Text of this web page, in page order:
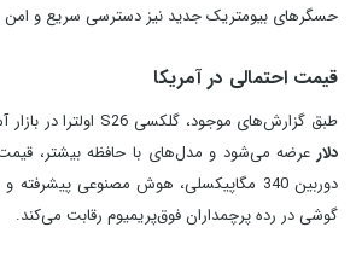
حسگرهای بیومتریک جدید نیز دسترسی سریع و امن
قیمت احتمالی در آمریکا
طبق گزارش‌های موجود، گلکسی S26 اولترا در بازار آمریکا با قیمت پایه‌ی
دلار عرضه می‌شود و مدل‌های با حافظه بیشتر، قیمت
دوربین 340 مگاپیکسلی، هوش مصنوعی
گوشی در رده پرچمداران فوق‌پریمیوم رقابت می‌کند.